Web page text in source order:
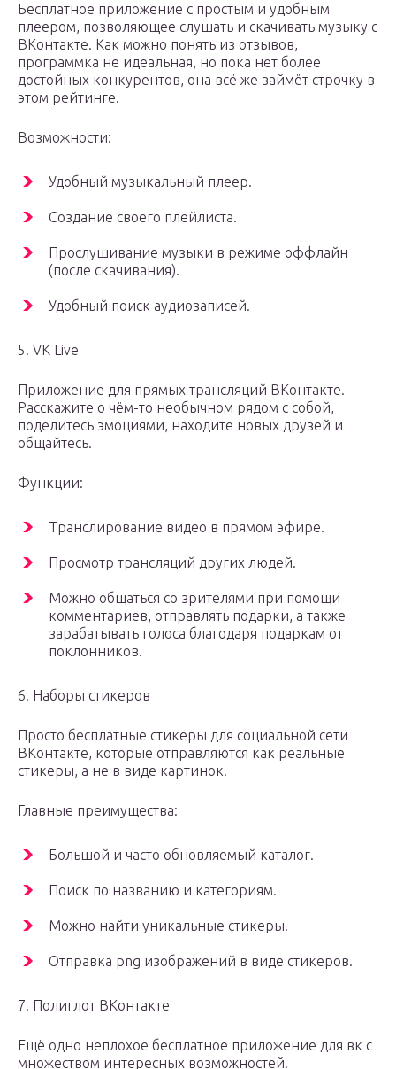
Бесплатное приложение с простым и удобным
плеером, позволяющее слушать и скачивать музыку с
ВКонтакте. Как можно понять из отзывов,
программка не идеальная, но пока нет более
достойных конкурентов, она всё же займёт строчку в
этом рейтинге.
Возможности:
Удобный музыкальный плеер.
Создание своего плейлиста.
Прослушивание музыки в режиме оффлайн
(после скачивания).
Удобный поиск аудиозаписей.
5. VK Live
Приложение для прямых трансляций ВКонтакте.
Расскажите о чём-то необычном рядом с собой,
поделитесь эмоциями, находите новых друзей и
общайтесь.
Функции:
Транслирование видео в прямом эфире.
Просмотр трансляций других людей.
Можно общаться со зрителями при помощи
комментариев, отправлять подарки, а также
зарабатывать голоса благодаря подаркам от
поклонников.
6. Наборы стикеров
Просто бесплатные стикеры для социальной сети
ВКонтакте, которые отправляются как реальные
стикеры, а не в виде картинок.
Главные преимущества:
Большой и часто обновляемый каталог.
Поиск по названию и категориям.
Можно найти уникальные стикеры.
Отправка png изображений в виде стикеров.
7. Полиглот ВКонтакте
Ещё одно неплохое бесплатное приложение для вк с
множеством интересных возможностей.